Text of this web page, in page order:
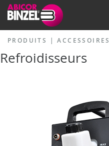
PRODUITS |ACCESSOIRES
Refroidisseurs